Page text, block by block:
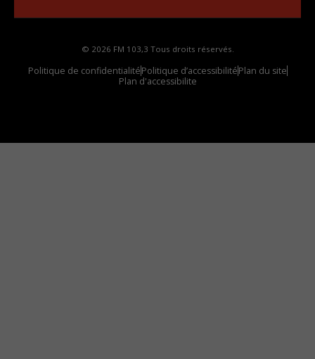
© 2026 FM 103,3 Tous droits réservés.
Politique de confidentialitéPolitique d’accessibilitéPlan du site
Plan d'accessibilite